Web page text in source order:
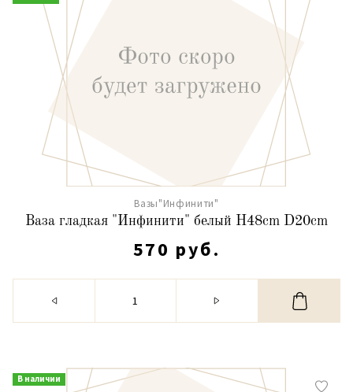
Вазы"Инфинити"
Ваза гладкая "Инфинити" белый H48cm D20cm
570 руб.
В наличии